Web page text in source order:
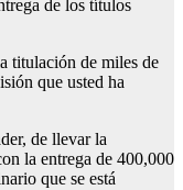
de los títulos
titulación de miles de
que usted ha
de llevar la
la entrega de 400,000
que se está